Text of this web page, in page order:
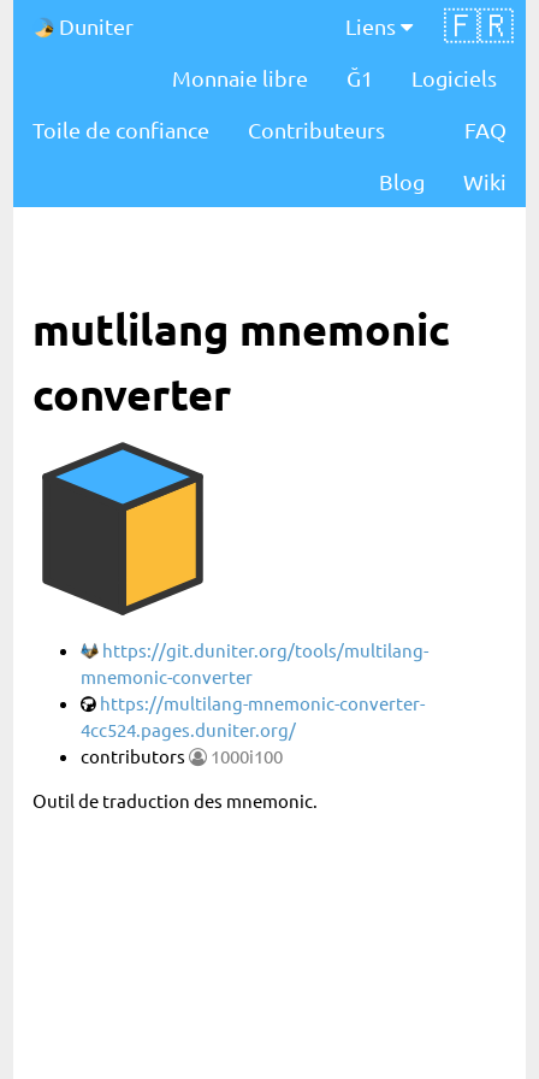
Duniter 🇫🇷
Liens
Monnaie libre Ğ1 Logiciels
Toile de confiance Contributeurs FAQ
Wiki
Blog
mutlilang mnemonic
converter
https://git.duniter.org/tools/multilang-
mnemonic-converter
https://multilang-mnemonic-converter-
4cc524.pages.duniter.org/
contributors
1000i100
Outil de traduction des mnemonic.